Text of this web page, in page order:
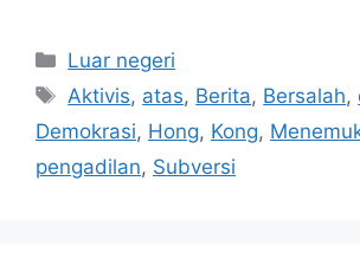
Kategori
Luar negeri
Tag
Aktivis, atas, Berita, Bersalah,
Demokrasi, Hong, Kong,
pengadilan, Subversi